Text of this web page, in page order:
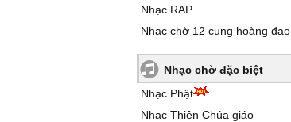
Nhạc RAP
Nhạc chờ 12 cung hoàng đạo
Nhạc chờ đặc biệt
Nhạc Phật
Nhạc Thiên Chúa giáo